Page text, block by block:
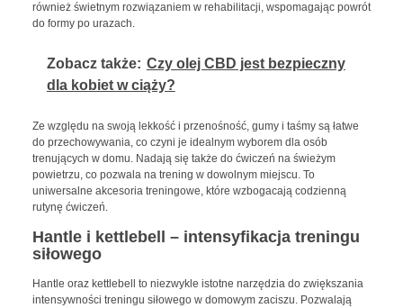
również świetnym rozwiązaniem w rehabilitacji, wspomagając powrót
do formy po urazach.
Zobacz także: Czy olej CBD jest bezpieczny
dla kobiet w ciąży?
Ze względu na swoją lekkość i przenośność, gumy i taśmy są łatwe
do przechowywania, co czyni je idealnym wyborem dla osób
trenujących w domu. Nadają się także do ćwiczeń na świeżym
powietrzu, co pozwala na trening w dowolnym miejscu. To
uniwersalne akcesoria treningowe, które wzbogacają codzienną
rutynę ćwiczeń.
Hantle i kettlebell – intensyfikacja treningu
siłowego
Hantle oraz kettlebell to niezwykle istotne narzędzia do zwiększania
intensywności treningu siłowego w domowym zaciszu. Pozwalają